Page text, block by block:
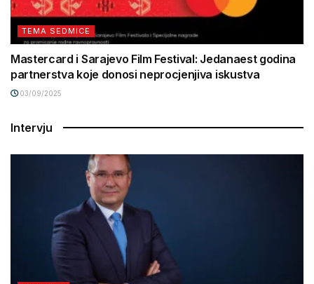
TEMA SEDMICE
Mastercard i Sarajevo Film Festival: Jedanaest godina
partnerstva koje donosi neprocjenjiva iskustva
03/09/2025
Intervju